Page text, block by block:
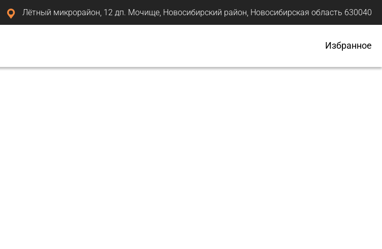
Лётный микрорайон, 12 дп. Мочище, Новосибирский район, Новосибирская область 630040
Избранное